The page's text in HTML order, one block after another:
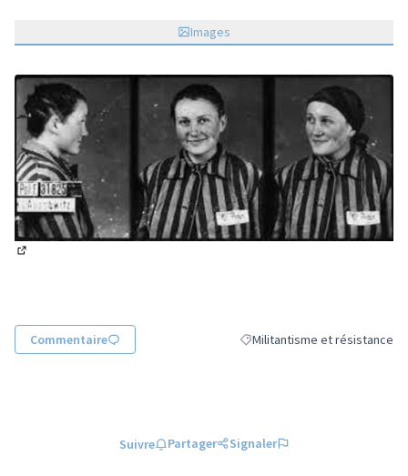
Images
Commentaire Filtrer les résultats de la
Militantisme et résistance
Suivre Partager Signaler